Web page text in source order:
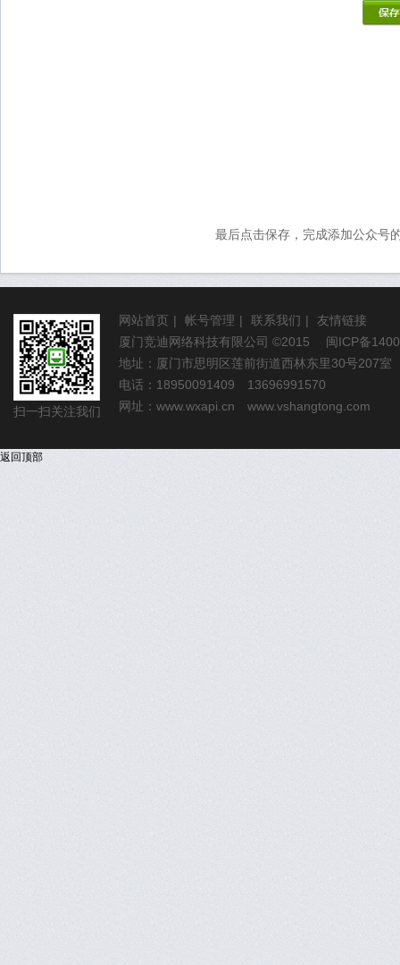
最后点击保存，完成添加公众号
扫一扫关注我们
网站首页 | 帐号管理 | 联系我们 |
友情链接
厦门竞迪网络科技有限公司 ©2015 闽ICP备
地址：厦门市思明区莲前街道西林东里30号207室
电话：18950091409 13696991570
网址： www.wxapi.cn www.vshangtong.com
返回顶部